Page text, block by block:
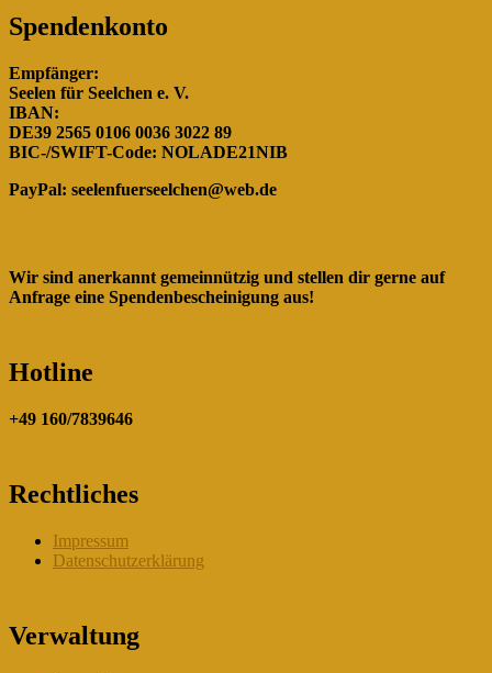
Spendenkonto
Empfänger:
Seelen für Seelchen e. V.
IBAN:
DE39 2565 0106 0036 3022 89
BIC-/SWIFT-Code: NOLADE21NIB
PayPal: seelenfuerseelchen@web.de
Wir sind anerkannt gemeinnützig und stellen dir gerne auf
Anfrage eine Spendenbescheinigung aus!
Hotline
+49 160/7839646
Rechtliches
Impressum
Datenschutzerklärung
Verwaltung